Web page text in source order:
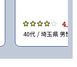
4.0
40代 / 埼玉県 男性